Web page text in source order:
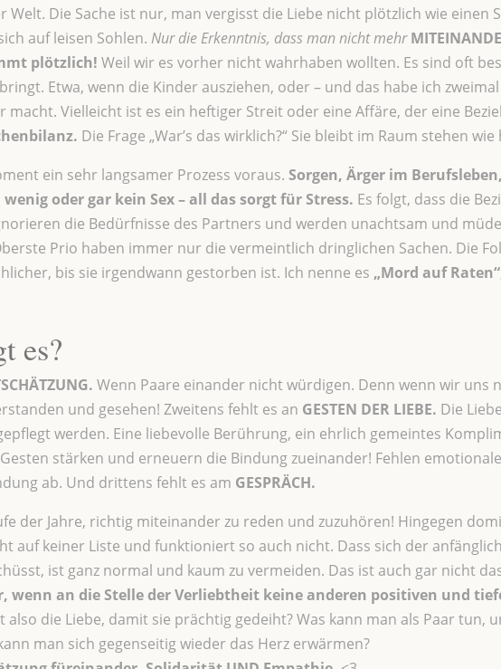
Welt. Die Sache ist nur, man vergisst die Liebe nicht plötzlich wie einen
auf leisen Sohlen. Nur die Erkenntnis, dass man nicht mehr
plötzlich! Weil wir es vorher nicht wahrhaben wollten. Es sind oft
Etwa, wenn die Kinder ausziehen, oder – und das habe ich
macht. Vielleicht ist es ein heftiger Streit oder eine Affäre, der eine
Die Frage „War’s das wirklich?“ Sie bleibt im Raum stehen
ein sehr langsamer Prozess voraus. Sorgen, Ärger im
oder gar kein Sex – all das sorgt für Stress. Es folgt, dass die
die Bedürfnisse des Partners und werden unachtsam und müde.
Prio haben immer nur die vermeintlich dringlichen Sachen. Die
bis sie irgendwann gestorben ist. Ich nenne es „Mord auf Raten“
es?
Wenn Paare einander nicht würdigen. Denn wenn wir uns
und gesehen! Zweitens fehlt es an GESTEN DER LIEBE. Die
werden. Eine liebevolle Berührung, ein ehrlich gemeintes
stärken und erneuern die Bindung zueinander! Fehlen
ab. Und drittens fehlt es am GESPRÄCH.
der Jahre, richtig miteinander zu reden und zuzuhören! Hingegen
auf keiner Liste und funktioniert so auch nicht. Dass sich der
ist ganz normal und kaum zu vermeiden. Das ist auch gar nicht
wenn an die Stelle der Verliebtheit keine anderen positiven und
also die Liebe, damit sie prächtig gedeiht? Was kann man als Paar tun,
man sich gegenseitig wieder das Herz erwärmen?